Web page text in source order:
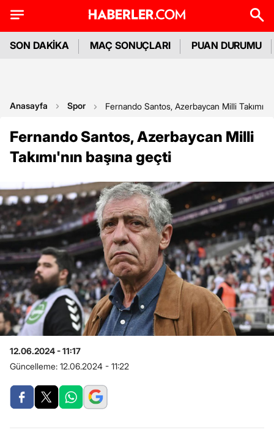
SON DAKİKA MAÇ SONUÇLARI PUAN DURUMU
Anasayfa Spor Fernando Santos, Azerbaycan Milli
Fernando Santos, Azerbaycan Milli
Takımı'nın başına geçti
12.06.2024 - 11:17
Güncelleme: 12.06.2024 - 11:22